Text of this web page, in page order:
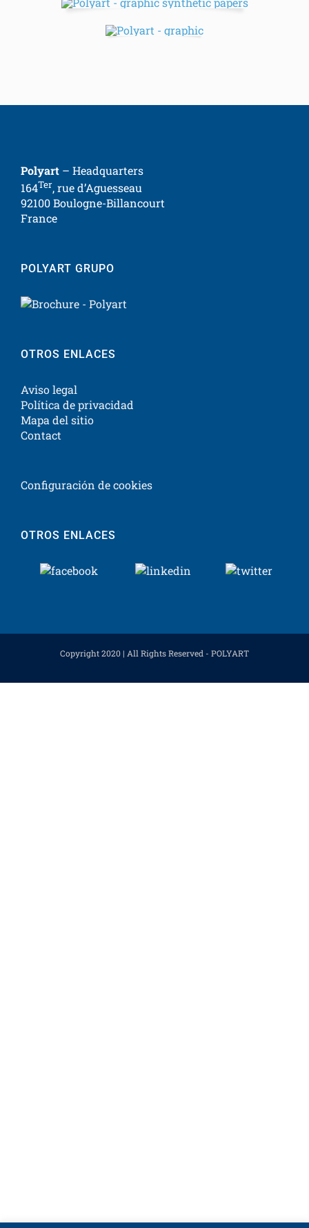
Polyart – Headquarters
164Ter, rue d’Aguesseau
92100 Boulogne-Billancourt
France
POLYART GRUPO
OTROS ENLACES
Aviso legal
Política de privacidad
Mapa del sitio
Contact
Configuración de cookies
OTROS ENLACES
Copyright 2020 | All Rights Reserved - POLYART